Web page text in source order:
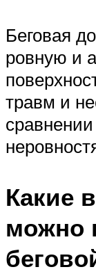
Беговая
ровную и
травм и
Какие
можно